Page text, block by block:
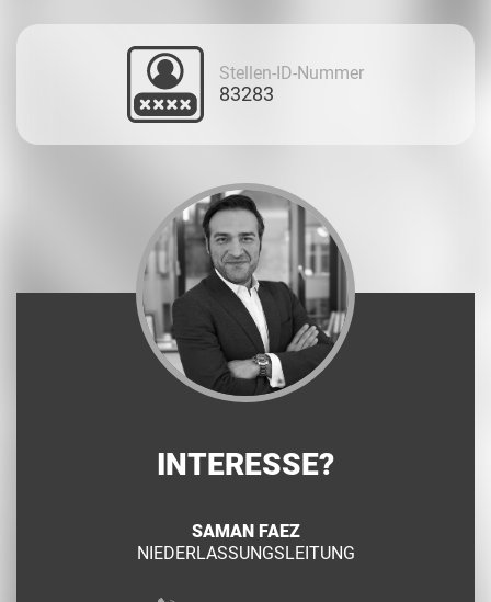
Stellen-ID-Nummer
83283
INTERESSE?
SAMAN FAEZ
NIEDERLASSUNGSLEITUNG